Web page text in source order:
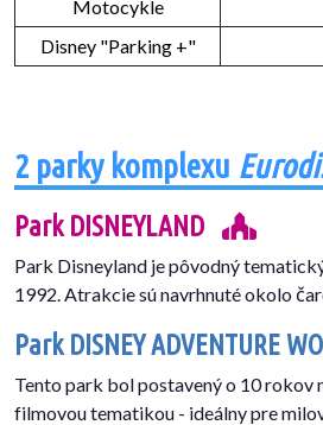
Motocykle
Disney "Parking +"
2 parky komplexu
Park DISNEYLAND
Park Disneyland je pôvodný
1992. Atrakcie sú navrhnuté okolo
Park DISNEY ADVENTURE
Tento park bol postavený o 10 rokov
filmovou tematikou - ideálny pre